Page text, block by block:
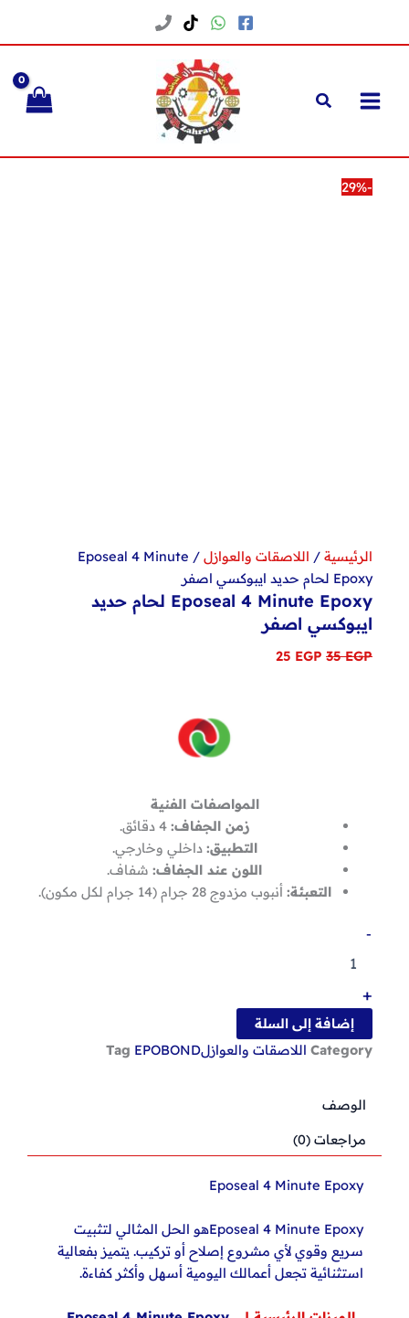
-29%
الرئيسية / اللاصقات والعوازل
/ Eposeal 4 Minute
Epoxy لحام حديد ايبوكسي اصفر
Eposeal 4 Minute Epoxy لحام حديد
ايبوكسي اصفر
35EGP
السعر25 EGP
السعر
المواصفات الفنية
زمن الجفاف: 4 دقائق.
التطبيق: داخلي وخارجي.
اللون عند الجفاف:شفاف.
التعبئة: أنبوب مزدوج 28 جرام (14 جرام لكل مكون).
-كمية
Epoxy
لحام
حديد
ايبوكسي
+
إضافة إلى السلة
Category اللاصقات والعوازل Tag EPOBOND
الوصف
مراجعات (0)
Eposeal 4 Minute Epoxy
Eposeal 4 Minute Epoxyهو الحل المثالي لتثبيت
سريع وقوي لأي مشروع إصلاح أو تركيب. يتميز بفعالية
استثنائية تجعل أعمالك اليومية أسهل وأكثر كفاءة.